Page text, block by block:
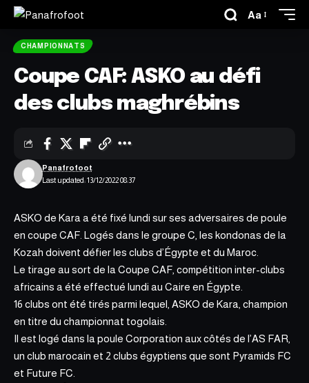
Aa
CHAMPIONNATS
Coupe CAF: ASKO au défi
des clubs maghrébins
Last updated: 13/12/2022 08:37
Panafrofoot
ASKO de Kara a été fixé lundi sur ses adversaires de poule
en coupe CAF . Logés dans le groupe C, les kondonas de la
Kozah doivent défier les clubs d’Égypte et du Maroc.
Le tirage au sort de la Coupe CAF, compétition inter-clubs
africains a été effectué lundi au Caire en Égypte.
16 clubs ont été tirés parmi lequel, ASKO de Kara, champion
en titre du championnat togolais.
Il est logé dans la poule Corporation aux côtés de l’AS FAR,
un club marocain et 2 clubs égyptiens que sont Pyramids FC
et Future FC.